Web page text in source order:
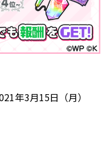
年3月15日（月）